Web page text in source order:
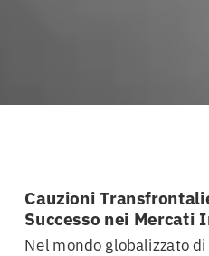
Cauzioni
Successo nei Mercati
Nel mondo globalizzato